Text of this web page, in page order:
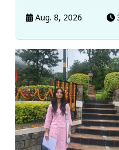
Aug. 8, 2026